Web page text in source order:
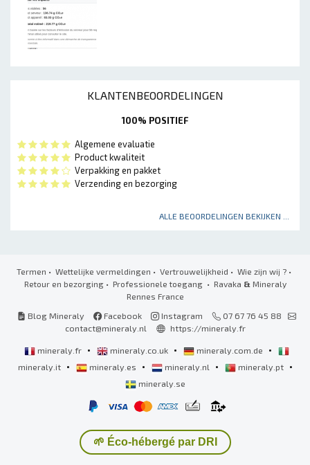
KLANTENBEOORDELINGEN
100% POSITIEF
Algemene evaluatie
Product kwaliteit
Verpakking en pakket
Verzending en bezorging
ALLE BEOORDELINGEN BEKIJKEN ...
Termen • Wettelijke vermeldingen • Vertrouwelijkheid • Wie zijn wij ? •
Retour en bezorging• Professionele toegang • Ravaka & Mineraly
Rennes France
Blog Mineraly
Facebook Instagram
07 67 76 45 88
contact@mineraly.nl
https://mineraly.fr
mineraly.fr • mineraly.co.uk • mineraly.com.de •
mineraly.it • mineraly.es • mineraly.nl • mineraly.pt •
mineraly.se
🌱 Éco-hébergé par DRI